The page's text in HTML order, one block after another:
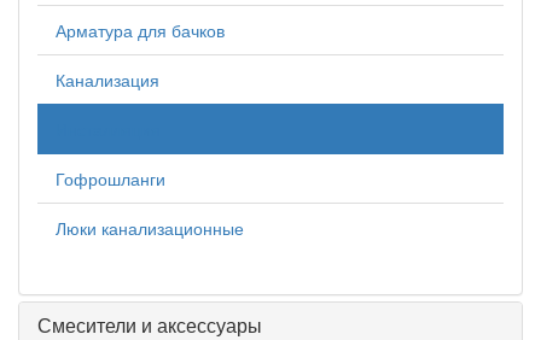
Арматура для бачков
Канализация
Гофрошланги
Люки канализационные
Смесители и аксессуары